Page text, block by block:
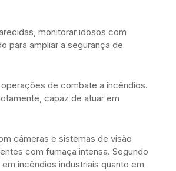
monitorar idosos com
para ampliar a segurança de
de combate a incêndios.
capaz de atuar em
câmeras e sistemas de visão
com fumaça intensa. Segundo
incêndios industriais quanto em